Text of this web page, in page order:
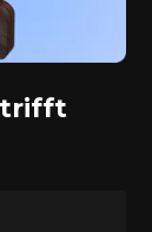
trifft